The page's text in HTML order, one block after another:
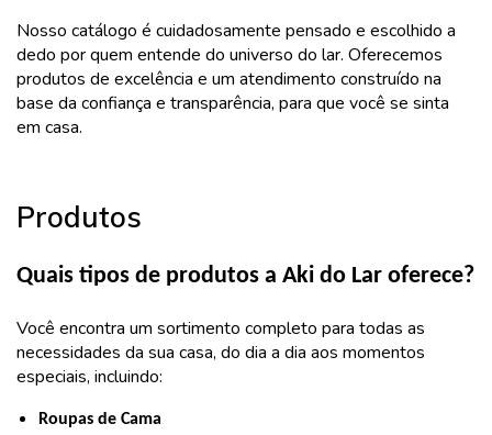
Nosso catálogo é cuidadosamente pensado e escolhido a
dedo por quem entende do universo do lar. Oferecemos
produtos de excelência e um atendimento construído na
base da confiança e transparência, para que você se sinta
em casa.
Produtos
Quais tipos de produtos a Aki do Lar oferece?
Você encontra um sortimento completo para todas as
necessidades da sua casa, do dia a dia aos momentos
especiais, incluindo:
Roupas de Cama